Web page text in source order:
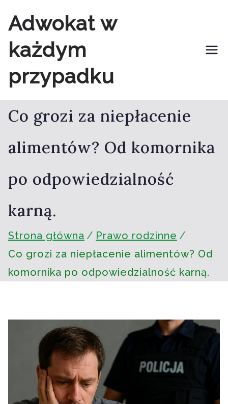
do
treści
Adwokat w
każdym
przypadku
Co grozi za niepłacenie
alimentów? Od komornika
po odpowiedzialność
karną.
Strona główna
Prawo rodzinne
Co grozi za niepłacenie alimentów? Od
komornika po odpowiedzialność karną.